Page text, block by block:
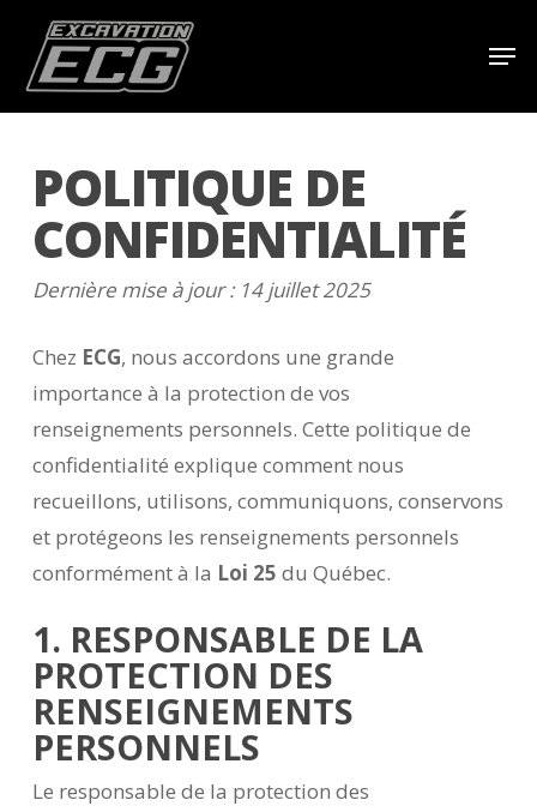
main
POLITIQUE DE
CONFIDENTIALITÉ
Dernière mise à jour : 14 juillet 2025
Chez ECG, nous accordons une grande
importance à la protection de vos
renseignements personnels. Cette politique de
confidentialité explique comment nous
recueillons, utilisons, communiquons, conservons
et protégeons les renseignements personnels
conformément à la Loi 25 du Québec.
1. RESPONSABLE DE LA
PROTECTION DES
RENSEIGNEMENTS
PERSONNELS
Le responsable de la protection des